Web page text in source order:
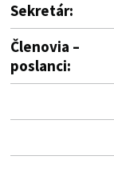
Sekretár:
Členovia –
poslanci: